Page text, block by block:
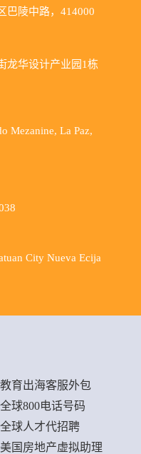
巴陵中路，414000
龙华设计产业园1栋
Mezanine, La Paz,
City Nueva Ecija
教育出海客服外包
全球800电话号码
全球人才代招聘
美国房地产虚拟助理